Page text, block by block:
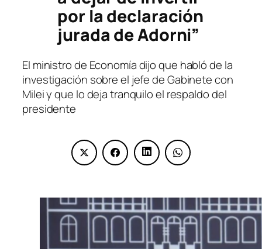
por la declaración
jurada de Adorni”
El ministro de Economía dijo que habló de la
investigación sobre el jefe de Gabinete con
Milei y que lo deja tranquilo el respaldo del
presidente